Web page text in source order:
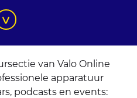
van Valo Online
apparatuur
podcasts en events: